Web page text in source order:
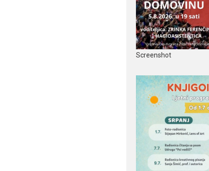
Screenshot